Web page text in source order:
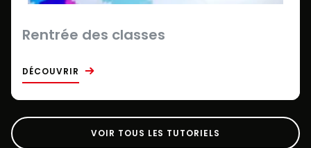
Rentrée des classes
DÉCOUVRIR
VOIR TOUS LES TUTORIELS